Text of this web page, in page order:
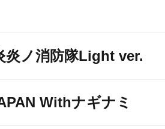
炎ノ消防隊Light ver.
Withナギナミ